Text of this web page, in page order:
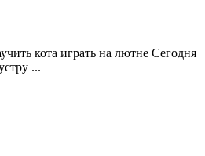
кота играть на лютне Сегодня
...